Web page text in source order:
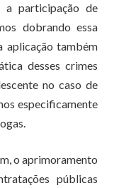
a participação de
dobrando essa
aplicação também
desses crimes
no caso de
especificamente
o aprimoramento
públicas